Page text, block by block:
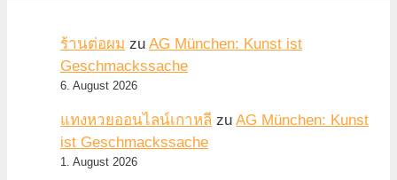
ร้านต่อผม zu AG München: Kunst ist
Geschmackssache
6. August 2026
แทงหวยออนไลน์เกาหลี zu AG München: Kunst
ist Geschmackssache
1. August 2026